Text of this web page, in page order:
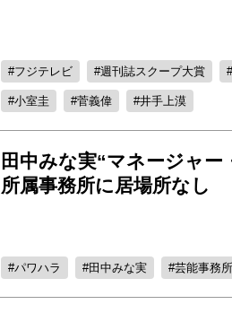
フジテレビ 週刊誌スクープ大賞
小室圭 菅義偉 井手上漠
田中みな実“マネージャ
所属事務所に居場所なし
パワハラ 田中みな実 芸能事務所